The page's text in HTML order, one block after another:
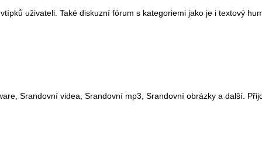
uživateli. Také diskuzní fórum s kategoriemi jako je i textový
Srandovní videa, Srandovní mp3, Srandovní obrázky a další.